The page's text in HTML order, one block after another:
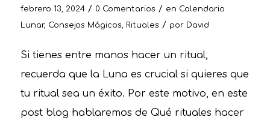
febrero 13, 2024 / 0 Comentarios / en Calendario
Lunar, Consejos Mágicos Rituales / por David
Si tienes entre manos hacer un ritual,
recuerda que la Luna es crucial si quieres que
tu ritual sea un éxito. Por este motivo, en este
post blog hablaremos de Qué rituales hacer